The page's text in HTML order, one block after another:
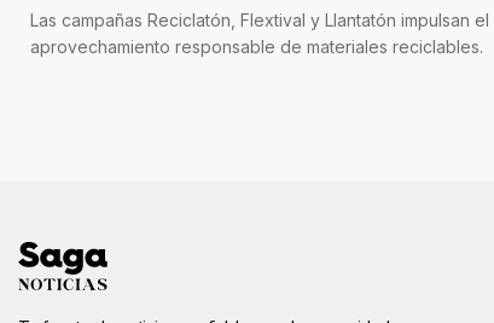
Las campañas Reciclatón, Flextival y Llantatón impulsan el
aprovechamiento responsable de materiales reciclables.